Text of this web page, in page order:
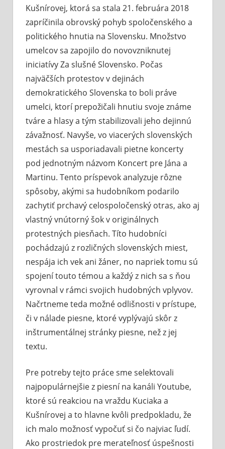
Kušnírovej, ktorá sa stala 21. februára 2018
zapríčinila obrovský pohyb spoločenského a
politického hnutia na Slovensku. Množstvo
umelcov sa zapojilo do novovzniknutej
iniciatívy Za slušné Slovensko. Počas
najväčších protestov v dejinách
demokratického Slovenska to boli práve
umelci, ktorí prepožičali hnutiu svoje známe
tváre a hlasy a tým stabilizovali jeho dejinnú
závažnosť. Navyše, vo viacerých slovenských
mestách sa usporiadavali pietne koncerty
pod jednotným názvom Koncert pre Jána a
Martinu. Tento príspevok analyzuje rôzne
spôsoby, akými sa hudobníkom podarilo
zachytiť prchavý celospoločenský otras, ako aj
vlastný vnútorný šok v originálnych
protestných piesňach. Títo hudobníci
pochádzajú z rozličných slovenských miest,
nespája ich vek ani žáner, no napriek tomu sú
spojení touto témou a každý z nich sa s ňou
vyrovnal v rámci svojich hudobných vplyvov.
Načrtneme teda možné odlišnosti v prístupe,
či v nálade piesne, ktoré vyplývajú skôr z
inštrumentálnej stránky piesne, než z jej
textu.
Pre potreby tejto práce sme selektovali
najpopulárnejšie z piesní na kanáli Youtube,
ktoré sú reakciou na vraždu Kuciaka a
Kušnírovej a to hlavne kvôli predpokladu, že
ich malo možnosť vypočuť si čo najviac ľudí.
Ako prostriedok pre merateľnosť úspešnosti